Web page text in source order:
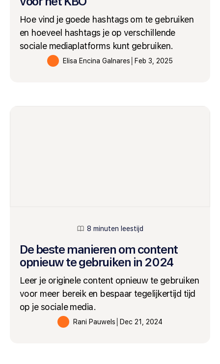
Hoe vind je goede hashtags om te gebruiken
en hoeveel hashtags je op verschillende
sociale mediaplatforms kunt gebruiken.
Elisa Encina Galnares Feb 3, 2025
8 minuten leestijd
De beste manieren om content
opnieuw te gebruiken in 2024
Leer je originele content opnieuw te gebruiken
voor meer bereik en bespaar tegelijkertijd tijd
op je sociale media.
Rani Pauwels Dec 21, 2024